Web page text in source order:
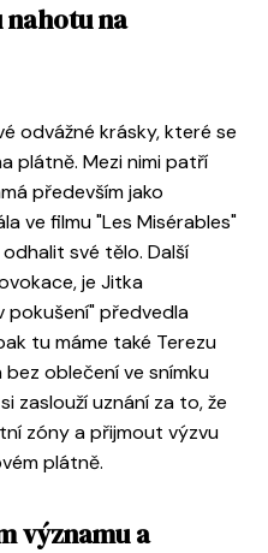
na
odvážné krásky, které se
plátně. Mezi nimi patří
především jako
ve filmu "Les Misérables"
své tělo. Další
je Jitka
pokušení" předvedla
tu máme také Terezu
oblečení ve snímku
zaslouží uznání za to, že
zóny a přijmout výzvu
plátně.
významu a